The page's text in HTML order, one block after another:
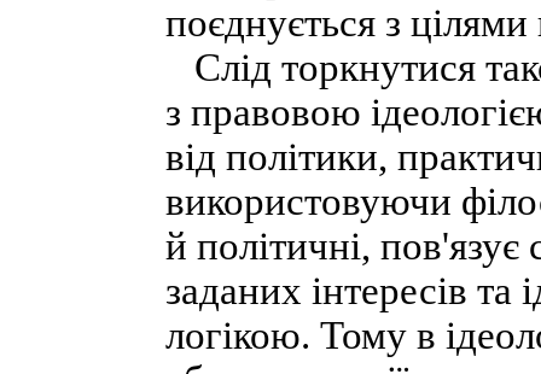
поєднується з
Слід торкнутися
з правовою
від політики,
використовуючи
й політичні,
заданих інтересів
логікою. Тому в